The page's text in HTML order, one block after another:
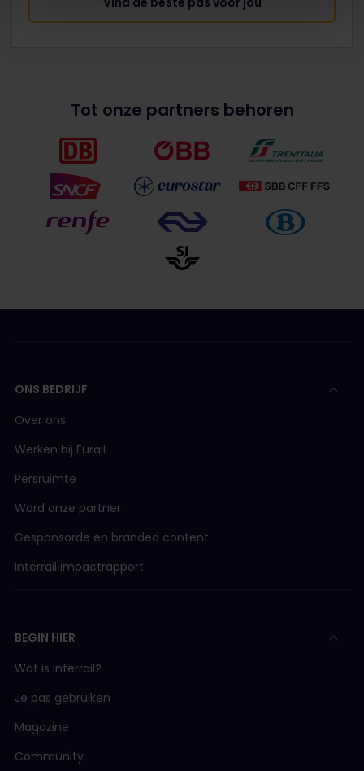
Tot onze partners behoren
ONS BEDRIJF
Over ons
Werken bij Eurail
Persruimte
Word onze partner
Gesponsorde en branded content
Interrail impactrapport
BEGIN HIER
Wat is Interrail?
Je pas gebruiken
Magazine
Community